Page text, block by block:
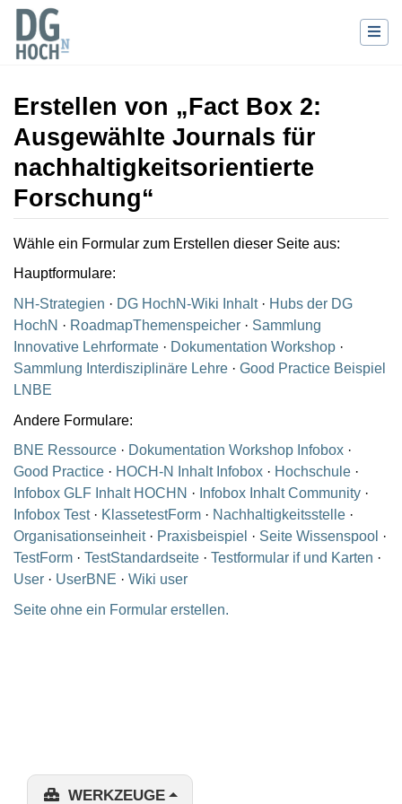
Erstellen von „Fact Box 2:
Ausgewählte Journals für
nachhaltigkeitsorientierte
Forschung“
Wechseln zu:Navigation,Suche
Wähle ein Formular zum Erstellen dieser Seite aus:
Hauptformulare:
NH-Strategien · DG HochN-Wiki Inhalt · Hubs der DG
HochN · RoadmapThemenspeicher · Sammlung
Innovative Lehrformate · Dokumentation Workshop ·
Sammlung Interdisziplinäre Lehre · Good Practice Beispiel
LNBE
Andere Formulare:
BNE Ressource · Dokumentation Workshop Infobox ·
Good Practice · HOCH-N Inhalt Infobox · Hochschule ·
Infobox GLF Inhalt HOCHN · Infobox Inhalt Community ·
Infobox Test · KlassetestForm · Nachhaltigkeitsstelle ·
Organisationseinheit · Praxisbeispiel · Seite Wissenspool ·
TestForm · TestStandardseite · Testformular if und Karten ·
User · UserBNE · Wiki user
Seite ohne ein Formular erstellen.
WERKZEUGE